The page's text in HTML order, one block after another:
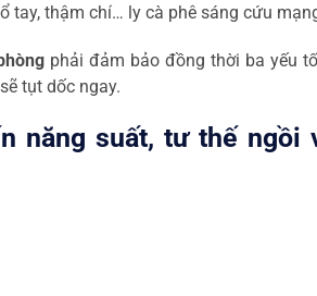
tay, thậm chí… ly cà phê sáng cứu
phải đảm bảo đồng thời ba yếu
tụt dốc ngay.
năng suất, tư thế ngồi